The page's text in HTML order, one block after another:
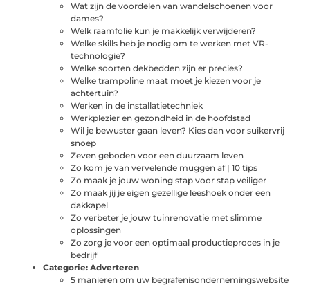
Wat zijn de voordelen van wandelschoenen voor
dames?
Welk raamfolie kun je makkelijk verwijderen?
Welke skills heb je nodig om te werken met VR-
technologie?
Welke soorten dekbedden zijn er precies?
Welke trampoline maat moet je kiezen voor je
achtertuin?
Werken in de installatietechniek
Werkplezier en gezondheid in de hoofdstad
Wil je bewuster gaan leven? Kies dan voor suikervrij
snoep
Zeven geboden voor een duurzaam leven
Zo kom je van vervelende muggen af | 10 tips
Zo maak je jouw woning stap voor stap veiliger
Zo maak jij je eigen gezellige leeshoek onder een
dakkapel
Zo verbeter je jouw tuinrenovatie met slimme
oplossingen
Zo zorg je voor een optimaal productieproces in je
bedrijf
Categorie: Adverteren
5 manieren om uw begrafenisondernemingswebsite